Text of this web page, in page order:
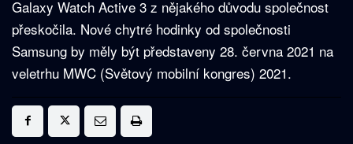
Galaxy Watch Active 3 z nějakého důvodu společnost
přeskočila. Nové chytré hodinky od společnosti
Samsung by měly být představeny 28. června 2021 na
veletrhu MWC (Světový mobilní kongres) 2021.